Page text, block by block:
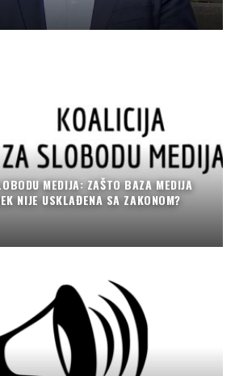
MEDIJA: ZAŠTO BAZA MEDIJA
NIJE USKLAĐENA SA ZAKONOM?